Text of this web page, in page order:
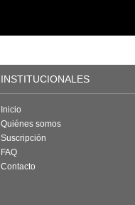
INSTITUCIONALES
Inicio
Quiénes somos
Suscripción
FAQ
Contacto